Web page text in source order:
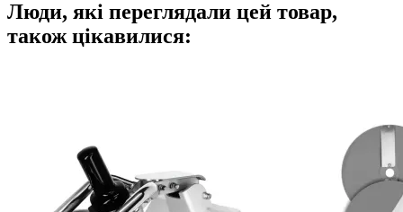
Люди, які переглядали цей товар,
також цікавилися: